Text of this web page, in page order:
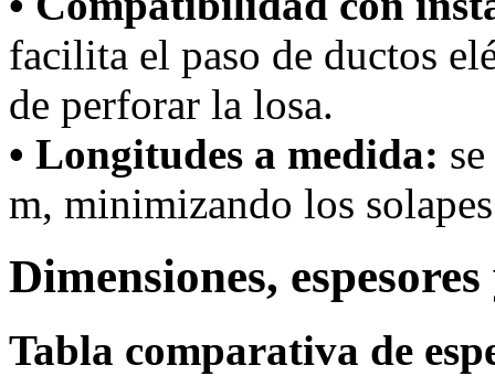
facilita el paso de ductos
de perforar la losa.
• Longitudes a medida:
m, minimizando los
Dimensiones,
Tabla comparativa de